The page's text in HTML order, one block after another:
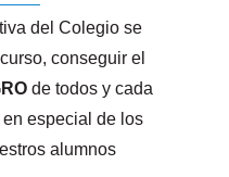
del Colegio se
conseguir el
de todos y cada
especial de los
alumnos